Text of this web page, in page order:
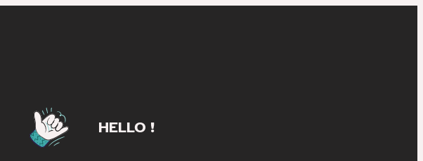
HELLO !